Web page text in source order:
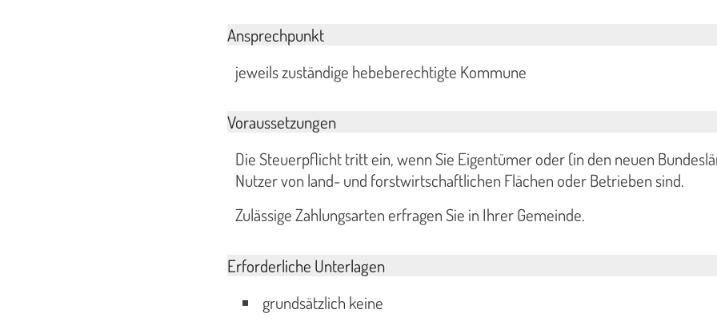
Ansprechpunkt
jeweils zuständige hebeberechtigte Kommune
Voraussetzungen
Die Steuerpflicht tritt ein, wenn Sie Eigentümer oder (in den neuen
Nutzer von land- und forstwirtschaftlichen Flächen oder Betrieben sind.
Zulässige Zahlungsarten erfragen Sie in Ihrer Gemeinde.
Erforderliche Unterlagen
grundsätzlich keine